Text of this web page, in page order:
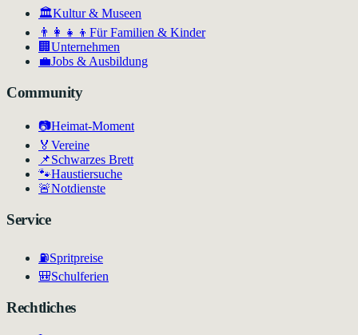
🏛Kultur & Museen
👨‍👩‍👧‍👦 Für Familien & Kinder
🏢 Unternehmen
💼Jobs & Ausbildung
Community
📷Heimat-Moment
🏅 Vereine
📌Schwarzes Brett
🐾Haustiersuche
🚨Notdienste
Service
⛽Spritpreise
🎒Schulferien
Rechtliches